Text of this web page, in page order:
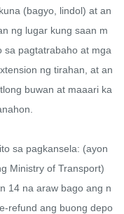
(bagyo, lindol) at an
ng lugar kung saan m
sa pagtatrabaho at mga
ng tirahan, at an
buwan at maaari ka
sa pagkansela: (ayon
Ministry of Transport)
14 na araw bago ang n
refund ang buong depo